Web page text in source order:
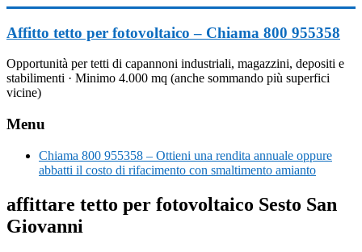
al
contenuto
Affitto tetto per fotovoltaico – Chiama 800 955358
Opportunità per tetti di capannoni industriali, magazzini, depositi e
stabilimenti · Minimo 4.000 mq (anche sommando più superfici
vicine)
Menu
Chiama 800 955358 – Ottieni una rendita annuale oppure
abbatti il costo di rifacimento con smaltimento amianto
affittare tetto per fotovoltaico Sesto San
Giovanni